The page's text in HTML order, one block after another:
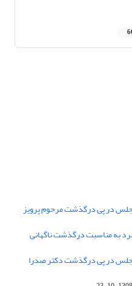
در پی درگذشت مرحوم پرویز
به مناسبت درگذشت ناگهانی
در پی درگذشت دکتر صدرا